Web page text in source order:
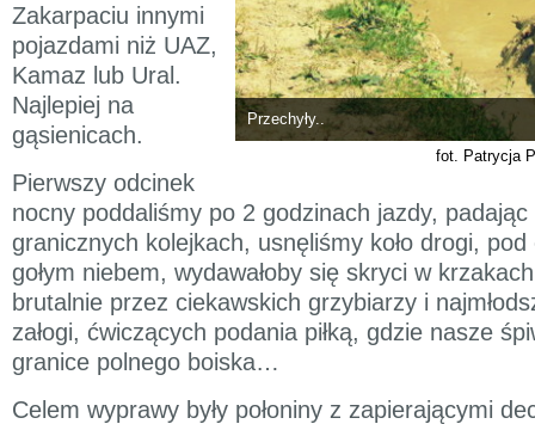
Przechyły..
fot. Patrycja
Zakarpaciu innymi
pojazdami niż UAZ,
Kamaz lub Ural.
Najlepiej na
gąsienicach.
Pierwszy odcinek
nocny poddaliśmy po 2 godzinach jazdy,
granicznych kolejkach, usnęliśmy koło drogi, pod
gołym niebem, wydawałoby się skryci w
brutalnie przez ciekawskich grzybiarzy i
załogi, ćwiczących podania piłką, gdzie nasze
granice polnego boiska…
Celem wyprawy były połoniny z zapierającymi